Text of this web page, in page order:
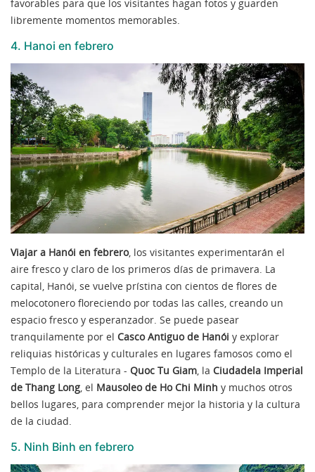
favorables para que los visitantes hagan fotos y guarden
libremente momentos memorables.
4. Hanoi en febrero
Viajar a Hanói en febrero, los visitantes experimentarán el
aire fresco y claro de los primeros días de primavera. La
capital, Hanói, se vuelve prístina con cientos de flores de
melocotonero floreciendo por todas las calles, creando un
espacio fresco y esperanzador. Se puede pasear
tranquilamente por el Casco Antiguo de Hanói y explorar
reliquias históricas y culturales en lugares famosos como el
Templo de la Literatura - Quoc Tu Giam, la Ciudadela Imperial
de Thang Long, el Mausoleo de Ho Chi Minh y muchos otros
bellos lugares, para comprender mejor la historia y la cultura
de la ciudad.
5. Ninh Binh en febrero